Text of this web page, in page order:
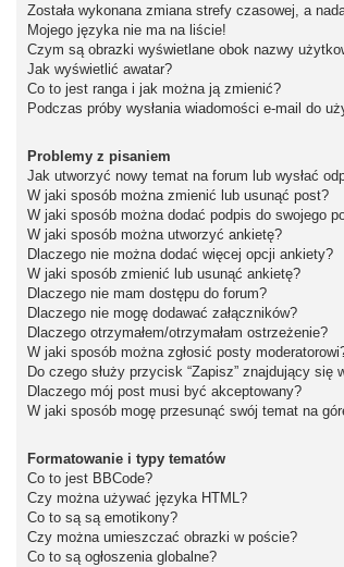
Została wykonana zmiana strefy czasowej, a
Mojego języka nie ma na liście!
Czym są obrazki wyświetlane obok nazwy
Jak wyświetlić awatar?
Co to jest ranga i jak można ją zmienić?
Podczas próby wysłania wiadomości e-mail do
Problemy z pisaniem
Jak utworzyć nowy temat na forum lub wysłać
W jaki sposób można zmienić lub usunąć post?
W jaki sposób można dodać podpis do swojego
W jaki sposób można utworzyć ankietę?
Dlaczego nie można dodać więcej opcji ankiety?
W jaki sposób zmienić lub usunąć ankietę?
Dlaczego nie mam dostępu do forum?
Dlaczego nie mogę dodawać załączników?
Dlaczego otrzymałem/otrzymałam ostrzeżenie?
W jaki sposób można zgłosić posty
Do czego służy przycisk “Zapisz” znajdujący się
Dlaczego mój post musi być akceptowany?
W jaki sposób mogę przesunąć swój temat na
Formatowanie i typy tematów
Co to jest BBCode?
Czy można używać języka HTML?
Co to są są emotikony?
Czy można umieszczać obrazki w poście?
Co to są ogłoszenia globalne?